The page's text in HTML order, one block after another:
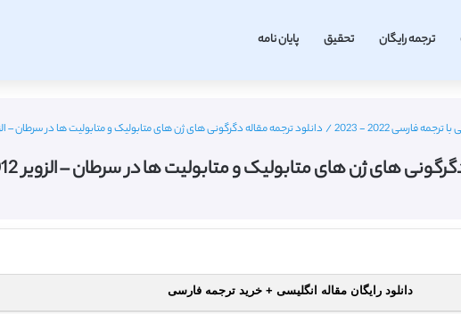
ترجمه رایگان تحقیق پایان نامه
فارسی 2022 - 2023 / دانلود ترجمه مقاله دگرگونی های ژن های متابولیک و متابولیت ها در سرطان –
های ژن های متابولیک و متابولیت ها در سرطان – الزویر 2012
دانلود رایگان مقاله انگلیسی + خرید ترجمه فارسی